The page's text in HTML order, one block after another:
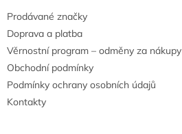
Prodávané značky
Doprava a platba
Věrnostní program – odměny za nákupy
Obchodní podmínky
Podmínky ochrany osobních údajů
Kontakty